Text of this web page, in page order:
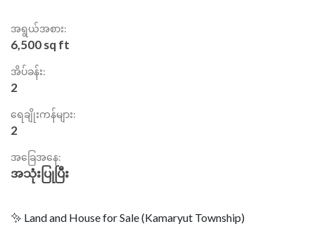
အရွယ်အစား:
6,500 sq ft
အိပ်ခန်း:
2
ရေချိုးကန်များ:
2
အခြေအနေ:
အသုံးပြုပြီး
✨ Land and House for Sale (Kamaryut Township)